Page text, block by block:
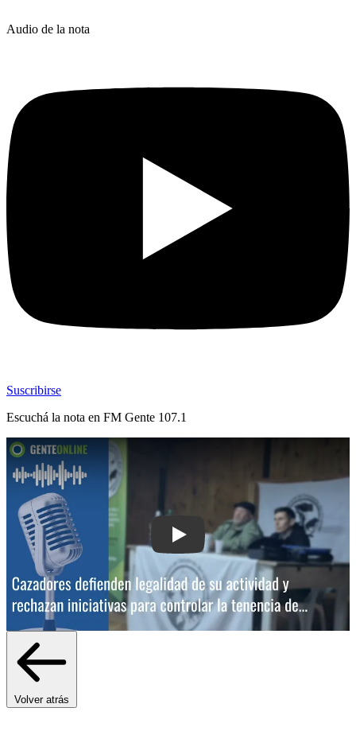
Audio de la nota
Suscribirse
Escuchá la nota en FM Gente 107.1
Play: Cazadores defienden legalidad
Volver atrás